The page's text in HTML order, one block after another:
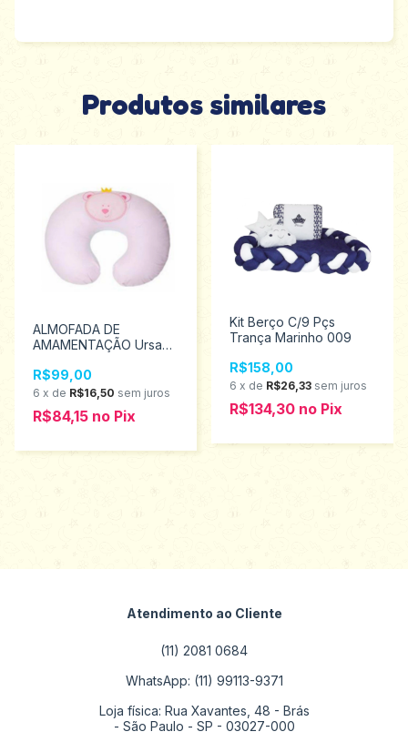
Produtos similares
ALMOFADA DE
AMAMENTAÇÃO Ursa
R$99,00
6 x de R$16,50 sem juros
R$84,15 no Pix
Kit Berço C/9 Pçs
Trança Marinho 009
R$158,00
6 x de R$26,33 sem juros
R$134,30 no Pix
Atendimento ao Cliente
(11) 2081 0684
WhatsApp: (11) 99113-9371
Loja física: Rua Xavantes, 48 - Brás
- São Paulo - SP - 03027-000